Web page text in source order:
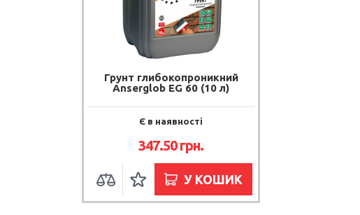
Грунт глибокопроникний
Anserglob EG 60 (10 л)
Є в наявності
347.50 грн.
У КОШИК